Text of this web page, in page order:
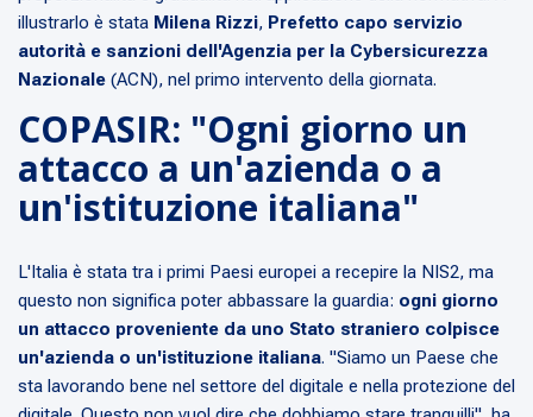
illustrarlo è stata Milena Rizzi, Prefetto capo servizio
autorità e sanzioni dell'Agenzia per la Cybersicurezza
Nazionale (ACN), nel primo intervento della giornata.
COPASIR: "Ogni giorno un
attacco a un'azienda o a
un'istituzione italiana"
L'Italia è stata tra i primi Paesi europei a recepire la NIS2, ma
questo non significa poter abbassare la guardia: ogni giorno
un attacco proveniente da uno Stato straniero colpisce
un'azienda o un'istituzione italiana. "Siamo un Paese che
sta lavorando bene nel settore del digitale e nella protezione del